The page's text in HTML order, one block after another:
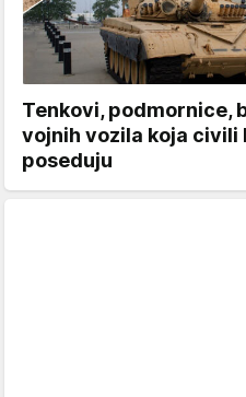
Tenkovi, podmornice,
vojnih vozila koja civili
poseduju